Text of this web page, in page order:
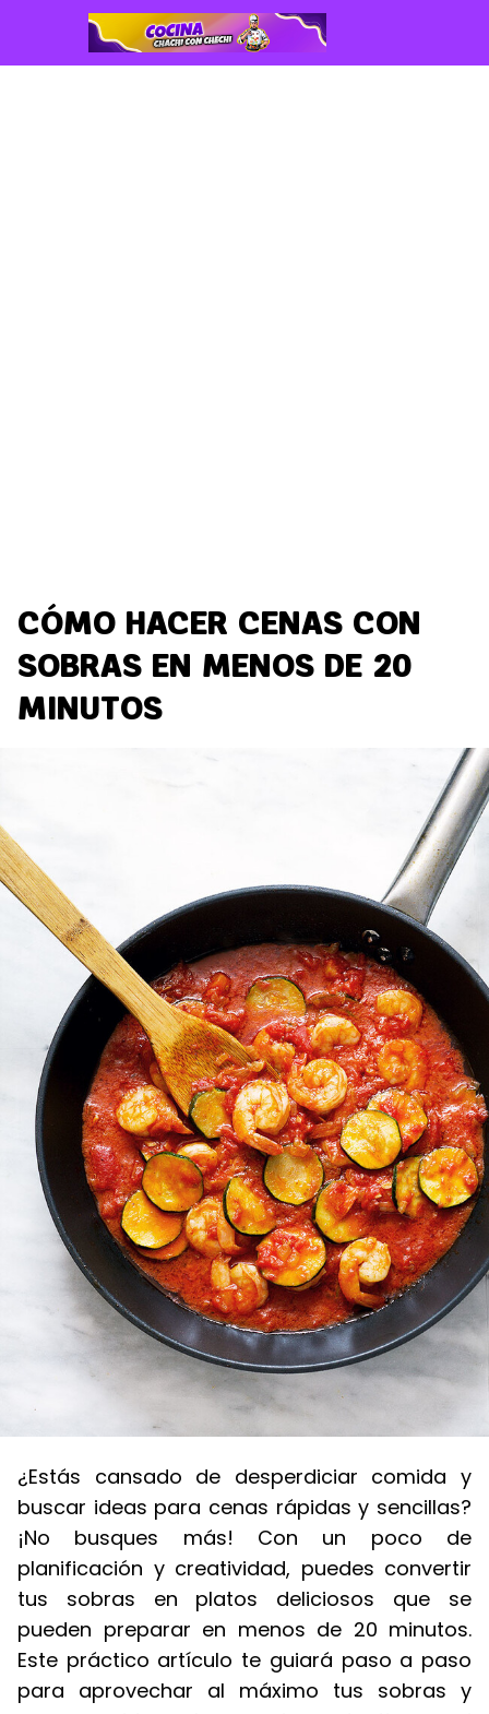
CÓMO HACER CENAS CON
SOBRAS EN MENOS DE 20
MINUTOS
¿Estás cansado de desperdiciar comida y
buscar ideas para cenas rápidas y sencillas?
¡No busques más! Con un poco de
planificación y creatividad, puedes convertir
tus sobras en platos deliciosos que se
pueden preparar en menos de 20 minutos.
Este práctico artículo te guiará paso a paso
para aprovechar al máximo tus sobras y